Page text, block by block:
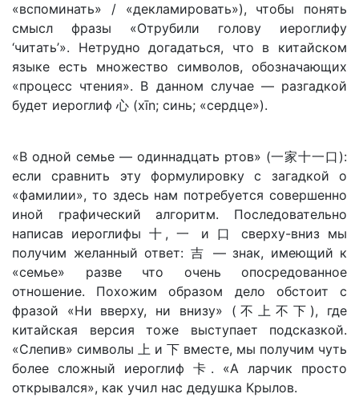
«вспоминать» / «декламировать»), чтобы понять
смысл фразы «Отрубили голову иероглифу
‘читать’». Нетрудно догадаться, что в китайском
языке есть множество символов, обозначающих
«процесс чтения». В данном случае — разгадкой
будет иероглиф 心 (xīn; синь; «сердце»).
«В одной семье — одиннадцать ртов» (一家十一口):
если сравнить эту формулировку с загадкой о
«фамилии», то здесь нам потребуется совершенно
иной графический алгоритм. Последовательно
написав иероглифы 十, 一 и 口 сверху-вниз мы
получим желанный ответ: 吉 — знак, имеющий к
«семье» разве что очень опосредованное
отношение. Похожим образом дело обстоит с
фразой «Ни вверху, ни внизу» (不上不下), где
китайская версия тоже выступает подсказкой.
«Слепив» символы 上 и 下 вместе, мы получим чуть
более сложный иероглиф 卡. «А ларчик просто
открывался», как учил нас дедушка Крылов.